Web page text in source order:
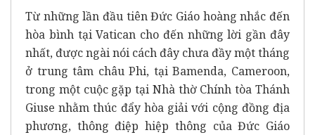
Từ những lần đầu tiên Đức Giáo hoàng nhắc đến
hòa bình tại Vatican cho đến những lời gần đây
nhất, được ngài nói cách đây chưa đầy một tháng
ở trung tâm châu Phi, tạiBamenda, Cameroon,
trong một cuộc gặp tại Nhà thờ Chính tòa Thánh
Giuse nhằm thúc đẩy hòa giải với cộng đồng địa
phương, thông điệp hiệp thông của Đức Giáo